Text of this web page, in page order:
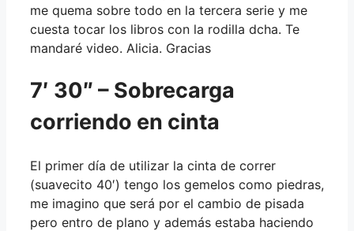
me quema sobre todo en la tercera serie y me
cuesta tocar los libros con la rodilla dcha. Te
mandaré video. Alicia. Gracias
7′ 30″ – Sobrecarga
corriendo en cinta
El primer día de utilizar la cinta de correr
(suavecito 40′) tengo los gemelos como piedras,
me imagino que será por el cambio de pisada
pero entro de plano y además estaba haciendo